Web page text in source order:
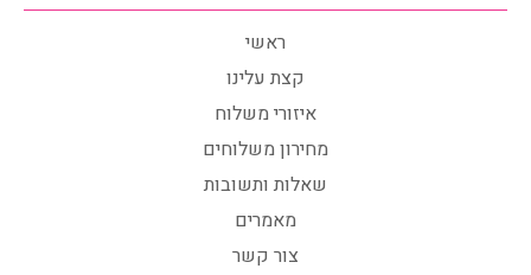
ראשי
קצת עלינו
איזורי משלוח
מחירון משלוחים
שאלות ותשובות
מאמרים
צור קשר